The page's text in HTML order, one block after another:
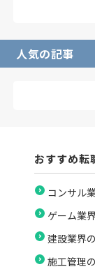
人気の記事
おすすめ転
コンサル
ゲーム業
建設業界
施工管理